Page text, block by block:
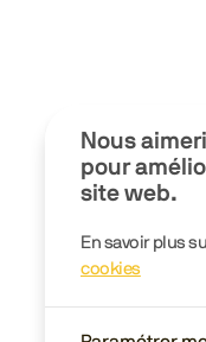
Nous
pour
site web.
En savoir plus
cookies